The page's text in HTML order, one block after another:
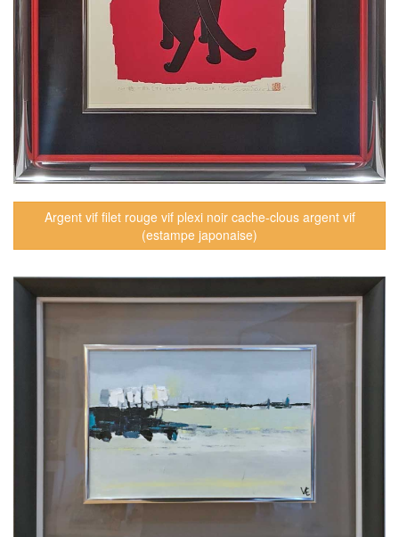
Argent vif filet rouge vif plexi noir cache-clous argent vif
(estampe japonaise)